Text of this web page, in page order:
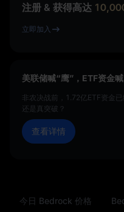
注册 & 获得高达
立即加入
美联储喊“鹰”，ETF资金
非农决战前，1.72亿ETF资金
还是真突破？
查看详情
今日 Bedrock 价格